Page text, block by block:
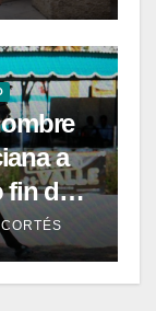
a
fin de